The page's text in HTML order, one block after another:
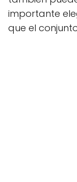
importante
que el